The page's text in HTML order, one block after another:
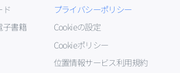
ド
子書籍
プライバシーポリシー
Cookieの設定
Cookieポリシー
位置情報サービス利用規約